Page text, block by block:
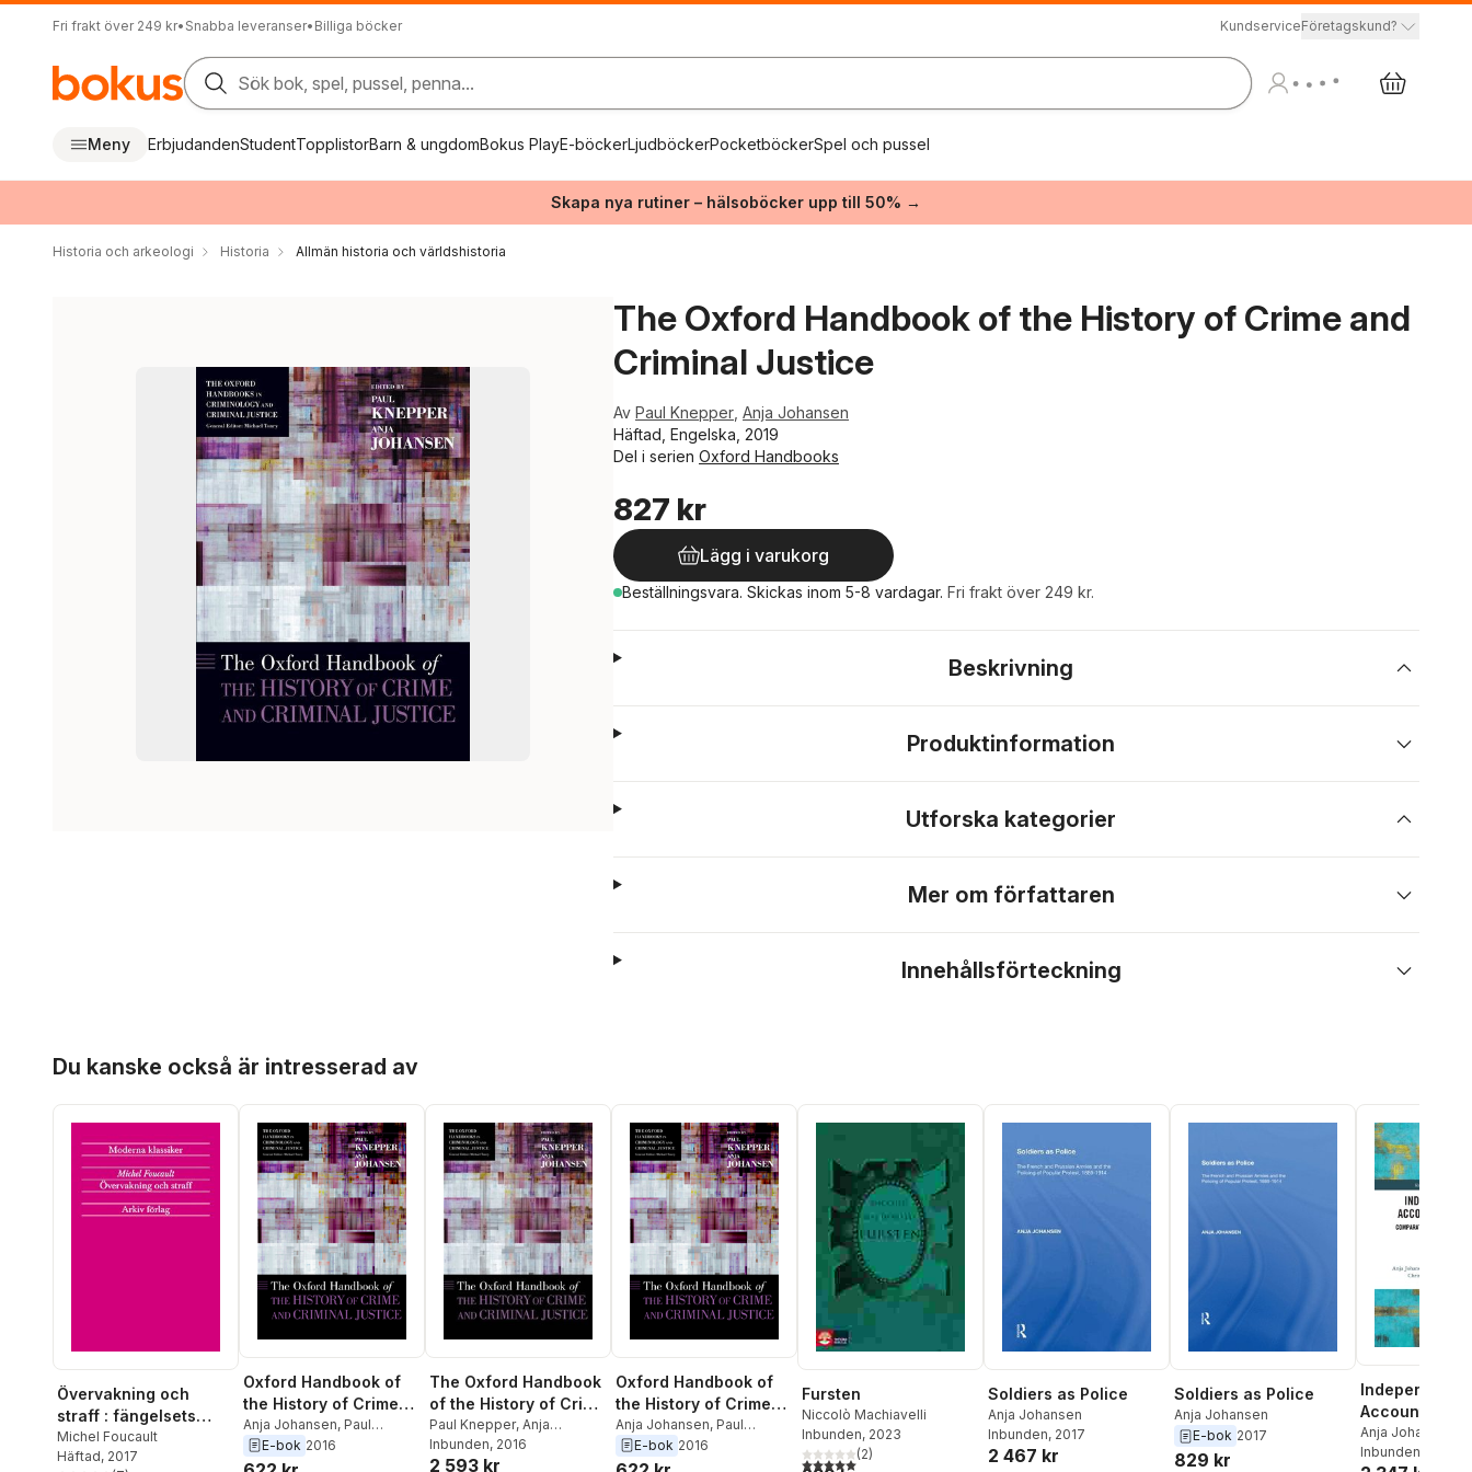
Fri frakt över 249 kr• Snabba leveranser• Billiga böcker KundserviceFöretagskund?
Sök bok, spel, pussel, penna...
Meny ErbjudandenStudentTopplistorBarn & ungdomBokus PlayE-böckerLjudböckerPocketböckerSpel och pussel
Skapa nya rutiner – hälsoböcker upp till 50% →
Historia och arkeologi Historia Allmän historia och världshistoria
The Oxford Handbook of the History of Crime and
Criminal Justice
Av Paul Knepper Anja Johansen
Häftad, Engelska, 2019
Del i serien Oxford Handbooks
827 kr
Lägg i varukorg
Beställningsvara. Skickas inom 5-8 vardagar. Fri frakt över 249 kr.
Beskrivning
Produktinformation
Utforska kategorier
Mer om författaren
Innehållsförteckning
Du kanske också är intresserad av
Övervakning och
straff : fängelsets
födelse
Michel Foucault
Häftad, 2017
Oxford Handbook of
the History of Crime
and Criminal Justice
Anja Johansen, Paul
Knepper
E-bok 2016
The Oxford Handbook
of the History of Crime
and Criminal Justice
Paul Knepper, Anja
Johansen
Inbunden, 2016
2 593 kr
Oxford Handbook of
the History of Crime
and Criminal Justice
Anja Johansen, Paul
Knepper
E-bok 2016
Fursten
Niccolò Machiavelli
Inbunden, 2023
5,0utav 5 stjärnor. Totalt antal röster:
(2)
Soldiers as Police
Anja Johansen
Inbunden, 2017
2 467 kr
Soldiers as Police
Anja Johansen
E-bok 2017
829 kr
Independent
Anja Johansen
Lennon,Hartmut
Inbunden